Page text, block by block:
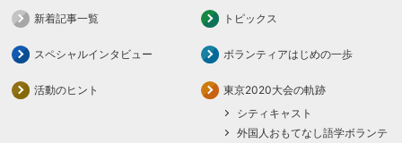
新着記事一覧 トピックス
スペシャルインタビュー ボランティアはじめの一歩
活動のヒント
東京2020大会の軌跡
シティキャスト
外国人おもてなし語学ボランテ